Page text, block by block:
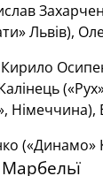
Львів),
(«Динамо»